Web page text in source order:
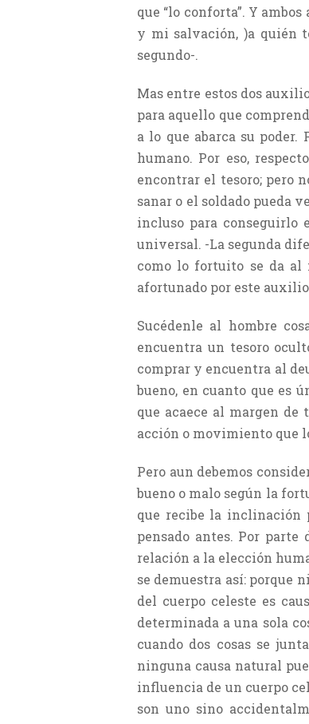
que “lo conforta”. Y
y mi salvación, )a quién
segundo-.
Mas entre estos dos
para aquello que
a lo que abarca su poder.
humano. Por eso,
encontrar el tesoro; pero
sanar o el soldado pueda
incluso para conseguirlo
universal. -La segunda
como lo fortuito se da al
afortunado por este
Sucédenle al hombre
encuentra un tesoro
comprar y encuentra al
bueno, en cuanto que es
que acaece al margen
acción o movimiento que
Pero aun debemos
bueno o malo según la
que recibe la inclinación
pensado antes. Por
relación a la elección
se demuestra así: porque
del cuerpo celeste es
determinada a una sola
cuando dos cosas se
ninguna causa natural
influencia de un cuerpo
son uno sino